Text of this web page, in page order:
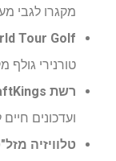
מקגרו לגבי
Tour Golf:
טורנירי גולף
רשת DraftKings:
ועדכונים
טלוויזיה